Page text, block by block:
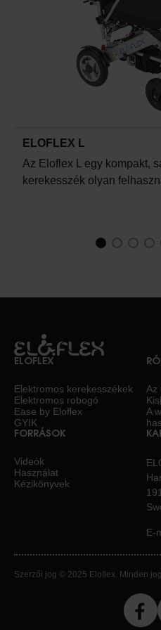
ELOFLEX L
Az Eloflex L egy kompakt,
kerekesszék olyan
1
Current Item
ELOFLEX
Elektromos kerekesszékek
Elektromos robogó
Ease by Eloflex
GYIK
Az
A
FORRÁSOK
Videók
Használat
Kézikönyvek
E-
Szerzői jog © 2025 Eloflex. Minden